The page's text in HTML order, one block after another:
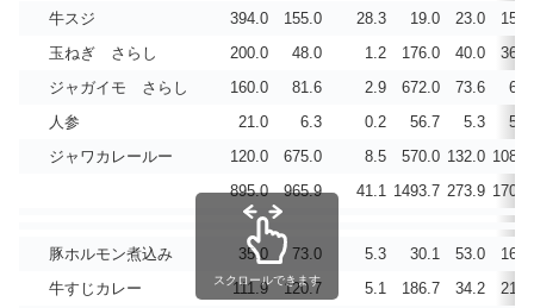
牛スジ
394.0 155.0 28.3 19.0 23.0
15.0
玉ねぎ さらし
200.0 48.0 1.2 176.0 40.0
36.0
ジャガイモ さらし
160.0 81.6 2.9 672.0 73.6
6.4
人参
21.0 6.3 0.2 56.7 5.3
5.5
ジャワカレールー
120.0 675.0 8.5 570.0 132.0 108.0
895.0
965.9 41.1 1493.7 273.9 170.9
豚ホルモン煮込み 35.0 73.0 5.3 30.1 53.0
16.6
牛すじカレー
111.9 120.7 5.1 186.7 34.2
21.4
スクロールできます